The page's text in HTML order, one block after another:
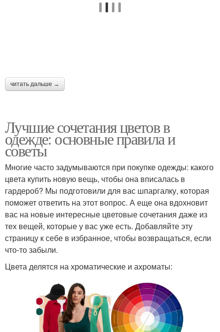
читать дальше →
Лучшие сочетания цветов в
одежде: основные правила и
советы
Многие часто задумываются при покупке одежды: какого
цвета купить новую вещь, чтобы она вписалась в
гардероб? Мы подготовили для вас шпаргалку, которая
поможет ответить на этот вопрос. А еще она вдохновит
вас на новые интересные цветовые сочетания даже из
тех вещей, которые у вас уже есть. Добавляйте эту
страницу к себе в избранное, чтобы возвращаться, если
что-то забыли.
Цвета делятся на хроматические и ахроматы: